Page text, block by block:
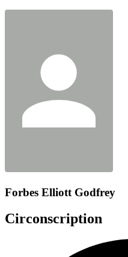
Forbes Elliott Godfrey
Circonscription